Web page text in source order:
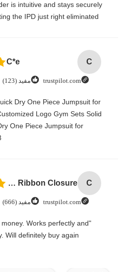
is intuitive and stays securely
the IPD just right eliminated！
C
C*e
trustpilot.com مفيد (123)
Dry One Piece Jumpsuit for
Logo Gym Sets Solid
One Piece Jumpsuit for
C
Custom Logo Paper Cardboard Packing Folding White / Black / Rose Gold Luxury Magnetic Gift Box with Ribbon Closure
trustpilot.com مفيد (666)
money. Works perfectly and
Will definitely buy again."